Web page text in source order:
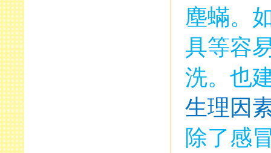
塵蟎。
具等容
洗。也
生理因
除了感